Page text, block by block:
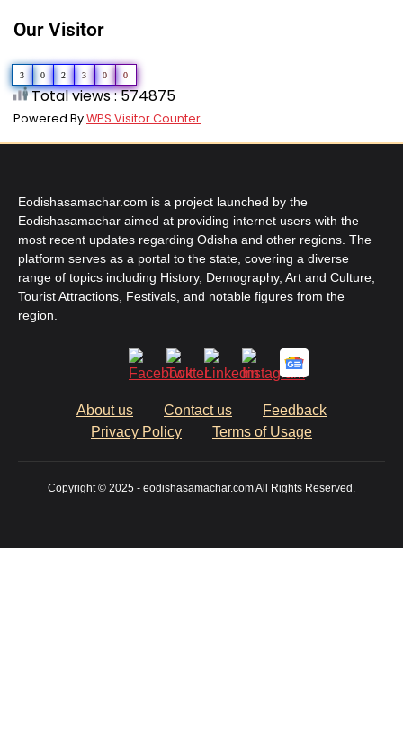
Our Visitor
3 0 2 3 0 0
Total views : 574875
Powered ByWPS Visitor Counter
Eodishasamachar.com is a project launched by the
Eodishasamachar aimed at providing internet users with the
most recent updates regarding Odisha and other regions. The
platform serves as a portal to the state, covering a diverse
range of topics including History, Demography, Art and Culture,
Tourist Attractions, Festivals, and notable figures from the
region.
About us Contact us
Feedback
Privacy Policy
Terms of Usage
Copyright © 2025 - eodishasamachar.com All Rights Reserved.